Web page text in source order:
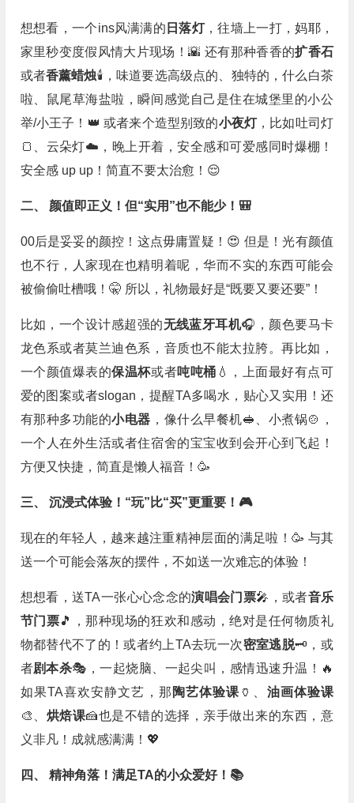
想想看，一个ins风满满的 日落灯，往墙上一打，妈耶，
家里秒变度假风情大片现场！🌇 还有那种香香的扩香石
或者香薰蜡烛🕯️，味道要选高级点的、独特的，什么白茶
啦、鼠尾草海盐啦，瞬间感觉自己是住在城堡里的小公
举/小王子！👑 或者来个造型别致的小夜灯，比如吐司灯
🍞、云朵灯☁️，晚上开着，安全感和可爱感同时爆棚！
安全感 up up！简直不要太治愈！😌
二、 颜值即正义！但“实用”也不能少！🎒
00后是妥妥的颜控！这点毋庸置疑！😍 但是！光有颜值
也不行，人家现在也精明着呢，华而不实的东西可能会
被偷偷吐槽哦！🤫 所以，礼物最好是“既要又要还要”！
比如，一个设计感超强的无线蓝牙耳机🎧，颜色要马卡
龙色系或者莫兰迪色系，音质也不能太拉胯。再比如，
一个颜值爆表的保温杯或者吨吨桶 💧，上面最好有点可
爱的图案或者slogan，提醒TA多喝水，贴心又实用！还
有那种多功能的小电器 ，像什么早餐机🥪、小煮锅🍲，
一个人在外生活或者住宿舍的宝宝收到会开心到飞起！
方便又快捷，简直是懒人福音！🥳
三、 沉浸式体验！“玩”比“买”更重要！🎮
现在的年轻人，越来越注重精神层面的满足啦！🥳 与其
送一个可能会落灰的摆件，不如送一次难忘的体验！
想想看，送TA一张心心念念的演唱会门票🎤，或者音乐
节门票🎵，那种现场的狂欢和感动，绝对是任何物质礼
物都替代不了的！或者约上TA去玩一次密室逃脱🗝️，或
者剧本杀🎭，一起烧脑、一起尖叫，感情迅速升温！🔥
如果TA喜欢安静文艺，那 陶艺体验课 🏺、 油画体验课
🎨、 烘焙课🍰也是不错的选择，亲手做出来的东西，意
义非凡！成就感满满！💖
四、 精神角落！满足TA的小众爱好！📚